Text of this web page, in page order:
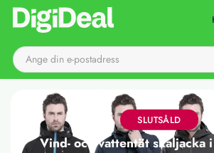
Till startsidan
SLUTSÅLD
Vind- och vattentät skaljacka